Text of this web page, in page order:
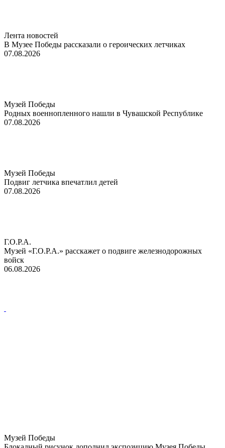
Лента новостей
В Музее Победы рассказали о героических летчиках
07.08.2026
Музей Победы
Родных военнопленного нашли в Чувашской Республике
07.08.2026
Музей Победы
Подвиг летчика впечатлил детей
07.08.2026
Г.О.Р.А.
Музей «Г.О.Р.А.» расскажет о подвиге железнодорожных
войск
06.08.2026
Музей Победы